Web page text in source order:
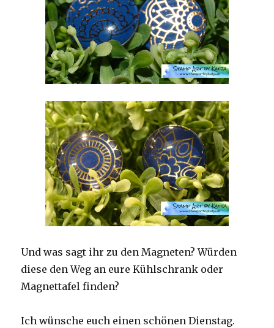
Und was sagt ihr zu den Magneten? Würden
diese den Weg an eure Kühlschrank oder
Magnettafel finden?
Ich wünsche euch einen schönen Dienstag.